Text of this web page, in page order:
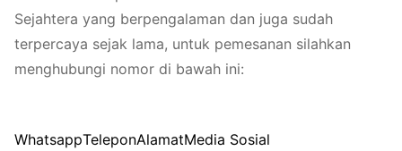
Sejahtera yang berpengalaman dan juga sudah
terpercaya sejak lama, untuk pemesanan silahkan
menghubungi nomor di bawah ini:
WhatsappTeleponAlamatMedia Sosial